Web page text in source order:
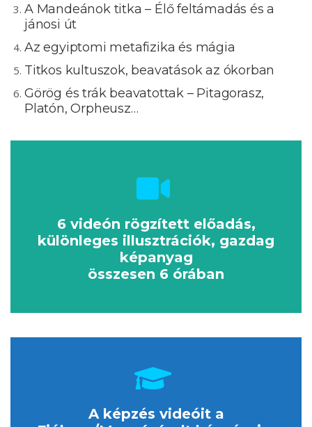
A Mandeánok titka – Élő feltámadás és a
jánosi út
Az egyiptomi metafizika és mágia
Titkos kultuszok, beavatások az ókorban
Görög és trák beavatottak – Pitagorasz,
Platón, Orpheusz…
6 videón rögzített előadás,
különleges illusztrációk, gazdag
képanyag
összesen 6 órában
A képzés videóit a